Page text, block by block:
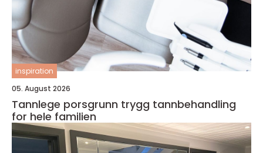
inspiration
05. August 2026
Tannlege porsgrunn trygg tannbehandling
for hele familien